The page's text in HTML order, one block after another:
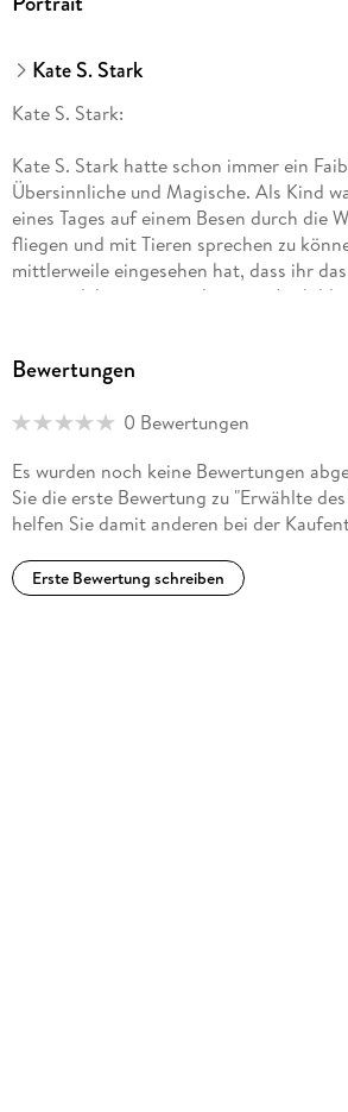
Kate S. Stark
Kate S. Stark:
Kate S. Stark hatte schon immer ein
Übersinnliche und Magische. Als Kind
eines Tages auf einem Besen durch die
fliegen und mit Tieren sprechen zu
mittlerweile eingesehen hat, dass ihr
sein wird, hat sie zunächst eine
nicht hexen kann, erschafft man eben
magischer Wesen.
Bewertungen
0 Bewertungen
Es wurden noch keine Bewertungen
Sie die erste Bewertung zu "Erwählte
helfen Sie damit anderen bei der
Erste Bewertung schreiben